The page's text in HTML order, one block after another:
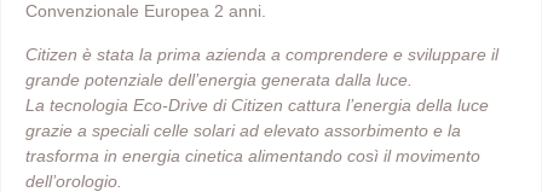
Convenzionale Europea 2 anni.
Citizen è stata la prima azienda a comprendere e sviluppare il
grande potenziale dell’energia generata dalla luce.
La tecnologia Eco-Drive di Citizen cattura l’energia della luce
grazie a speciali celle solari ad elevato assorbimento e la
trasforma in energia cinetica alimentando così il movimento
dell’orologio.